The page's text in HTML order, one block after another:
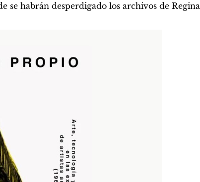
se habrán desperdigado los archivos de Regina